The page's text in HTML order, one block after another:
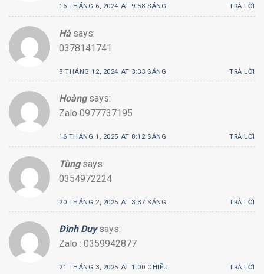
16 THÁNG 6, 2024 AT 9:58 SÁNG TRẢ LỜI
Hà says:
0378141741
8 THÁNG 12, 2024 AT 3:33 SÁNG TRẢ LỜI
Hoàng says:
Zalo 0977737195
16 THÁNG 1, 2025 AT 8:12 SÁNG TRẢ LỜI
Tùng says:
0354972224
20 THÁNG 2, 2025 AT 3:37 SÁNG TRẢ LỜI
Đình Duy says:
Zalo : 0359942877
21 THÁNG 3, 2025 AT 1:00 CHIỀU TRẢ LỜI